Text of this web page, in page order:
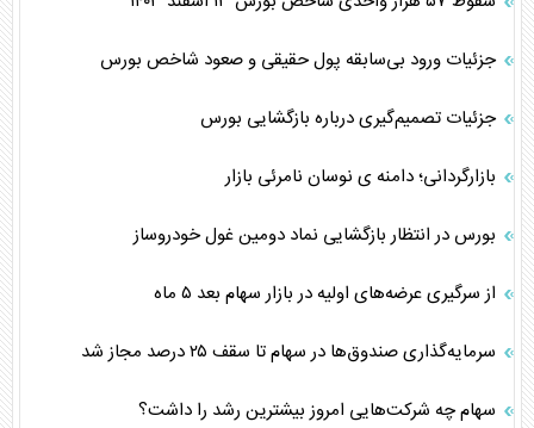
جزئیات ورود بی‌سابقه پول حقیقی و صعود شاخص بورس
جزئیات تصمیم‌گیری درباره بازگشایی بورس
بازارگردانی؛ دامنه ی نوسان نامرئی بازار
بورس در انتظار بازگشایی نماد دومین غول خودروساز
از سرگیری عرضه‌های اولیه در بازار سهام بعد ۵ ماه
سرمایه‌گذاری صندوق‌ها در سهام تا سقف ۲۵ درصد مجاز شد
سهام چه شرکت‌هایی امروز بیشترین رشد را داشت؟